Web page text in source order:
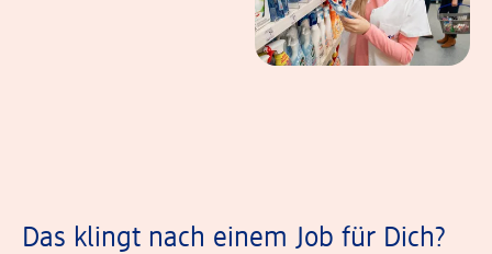
Das klingt nach einem Job für Dich?